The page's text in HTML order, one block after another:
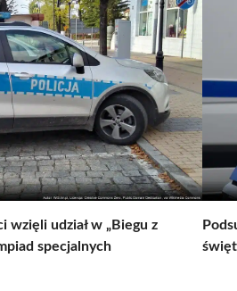
wzięli udział w „Biegu z
specjalnych